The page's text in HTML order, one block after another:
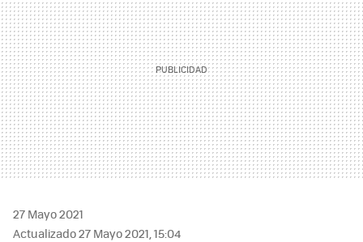
27 Mayo 2021
Actualizado 27 Mayo 2021, 15:04